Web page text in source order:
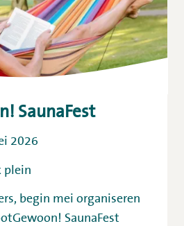
SaunaFest
2026
plein
begin mei organiseren
SaunaFest